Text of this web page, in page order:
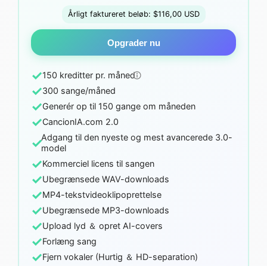
Årligt faktureret beløb: $116,00 USD
Opgrader nu
✓150 kreditter pr. måned
✓300 sange/måned
✓Generér op til 150 gange om måneden
✓CancionIA.com 2.0
✓Adgang til den nyeste og mest avancerede 3.0-
model
✓Kommerciel licens til sangen
✓Ubegrænsede WAV-downloads
✓MP4-tekstvideoklipoprettelse
✓Ubegrænsede MP3-downloads
✓Upload lyd ＆ opret AI-covers
✓Forlæng sang
✓Fjern vokaler (Hurtig ＆ HD-separation)